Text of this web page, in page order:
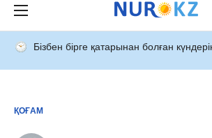
Бізбен бірге қатарынан болған
ҚОҒАМ